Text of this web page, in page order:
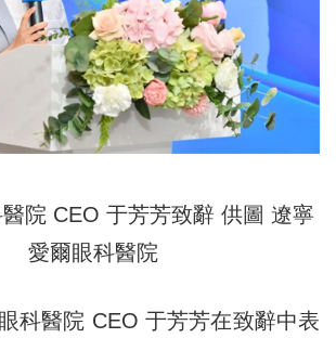
院 CEO 于芳芳致辭 供圖 遼寧
愛爾眼科醫院
醫院 CEO 于芳芳在致辭中表